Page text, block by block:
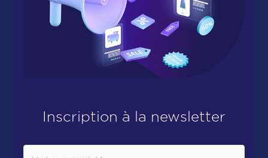
Inscription à la newsletter